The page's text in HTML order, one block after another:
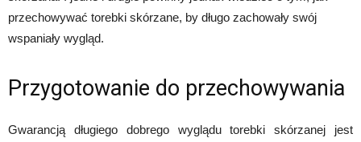
przechowywać torebki skórzane, by długo zachowały swój
wspaniały wygląd.
Przygotowanie do przechowywania
Gwarancją długiego dobrego wyglądu torebki skórzanej jest